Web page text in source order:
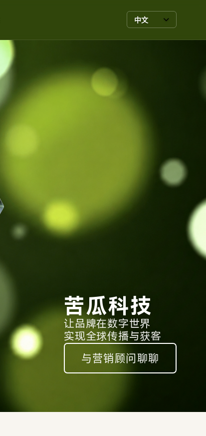
中文
苦瓜科技
让品牌在数字世界
实现全球传播与获客
与营销顾问聊聊